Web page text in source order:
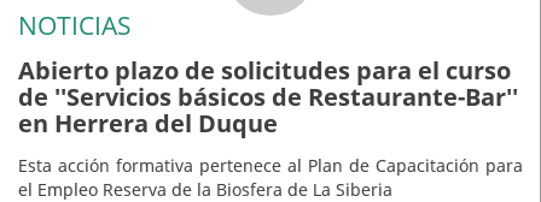
NOTICIAS
Abierto plazo de solicitudes para el curso
de ''Servicios básicos de Restaurante-Bar''
en Herrera del Duque
Esta acción formativa pertenece al Plan de Capacitación para
el Empleo Reserva de la Biosfera de La Siberia